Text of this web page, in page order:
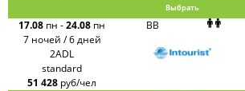
Выбрать
17.08 пн -24.08 пн
7 ночей / 6 дней
BB
2ADL
standard
51 428 руб/чел